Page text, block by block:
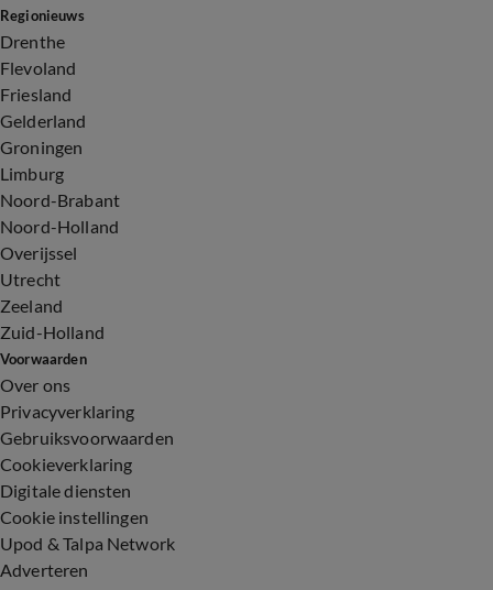
Regionieuws
Drenthe
Flevoland
Friesland
Gelderland
Groningen
Limburg
Noord-Brabant
Noord-Holland
Overijssel
Utrecht
Zeeland
Zuid-Holland
Voorwaarden
Over ons
Privacyverklaring
Gebruiksvoorwaarden
Cookieverklaring
Digitale diensten
Cookie instellingen
Upod & Talpa Network
Adverteren